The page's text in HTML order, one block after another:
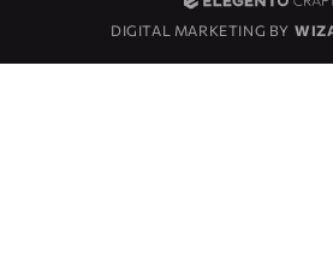
DIGITAL MARKETING BY